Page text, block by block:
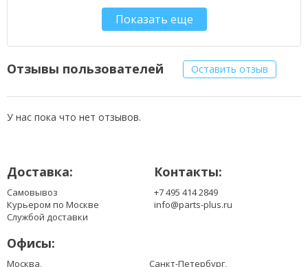
DC280003SF0
DC280005HS0
DFS531205M30T-F6G3
Показать еще
Отзывы пользователей Оставить отзыв
У нас пока что нет отзывов.
Доставка:
Самовывоз
Курьером по Москве
Службой доставки
Контакты:
+7 495 414 2849
info@parts-plus.ru
Офисы:
Москва, Санкт-Петербург,